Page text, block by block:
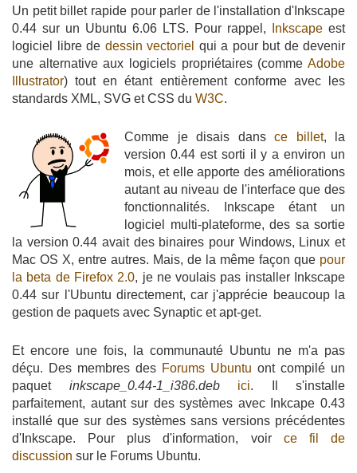
Un petit billet rapide pour parler de l'installation d'Inkscape
0.44 sur un Ubuntu 6.06 LTS. Pour rappel,
Inkscape est
logiciel libre de dessin vectoriel qui a pour but de devenir
une alternative aux logiciels propriétaires (comme Adobe
Illustrator) tout en étant entièrement conforme avec les
standards XML, SVG et CSS du W3C.
Comme je disais dans ce billet, la
version 0.44 est sorti il y a environ un
mois, et elle apporte des améliorations
autant au niveau de l'interface que des
fonctionnalités. Inkscape étant un
logiciel multi-plateforme, des sa sortie
la version 0.44 avait des binaires pour Windows, Linux et
Mac OS X, entre autres. Mais, de la même façon que pour
la beta de Firefox 2.0, je ne voulais pas installer Inkscape
0.44 sur l'Ubuntu directement, car j'apprécie beaucoup la
gestion de paquets avec Synaptic et apt-get.
Et encore une fois, la communauté Ubuntu ne m'a pas
déçu. Des membres des Forums Ubuntu ont compilé un
paquet inkscape_0.44-1_i386.deb ici. Il s'installe
parfaitement, autant sur des systèmes avec Inkcape 0.43
installé que sur des systèmes sans versions précédentes
d'Inkscape. Pour plus d'information, voir ce fil de
discussion sur le Forums Ubuntu.